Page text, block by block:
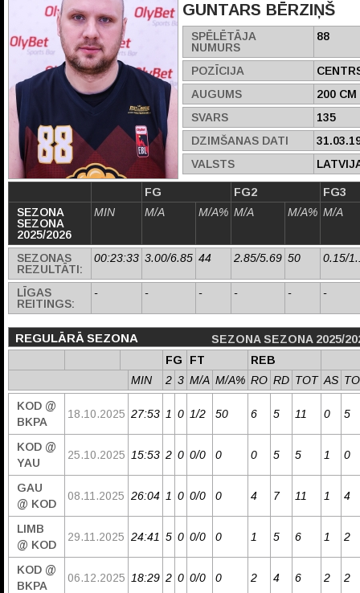
GUNTARS BĒRZIŅŠ
SPĒLĒTĀJA
NUMURS
88
POZĪCIJA
AUGUMS
200 CM
SVARS
135
DZIMŠANAS DATI
VALSTS
FG FG2
FG3
SEZONA
SEZONA
2025/2026
MIN M/A M/A% M/A M/A% M/A
SEZONAS
REZULTĀTI:
00:23:33 3.00/6.85 44 2.85/5.69 50 0.15/
LĪGAS
REITINGS:
- - - - - -
REGULĀRĀ SEZONA
SEZONA SEZONA 2025/
FG
FT
REB
MIN
2 3 M/A M/A% RO RD TOT AS TO
KOD @
BKPA
18.10.2025 27:53 1 0 1/2 50 6 5 11 0 5
KOD @
YAU
25.10.2025 15:53 2 0 0/0 0 0 5 5 1 0
GAU
@ KOD
08.11.2025 26:04 1 0 0/0 0 4 7 11 1 4
LIMB
@ KOD
29.11.2025 24:41 5 0 0/0 0 1 5 6 1 2
KOD @
BKPA
06.12.2025 18:29 2 0 0/0 0 2 4 6 2 2